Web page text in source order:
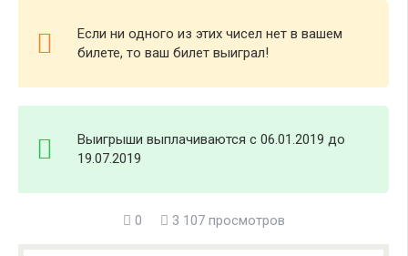
Если ни одного из этих чисел нет в вашем
билете, то ваш билет выиграл!
Выигрыши выплачиваются с 06.01.2019 до
19.07.2019
0 3 107 просмотров